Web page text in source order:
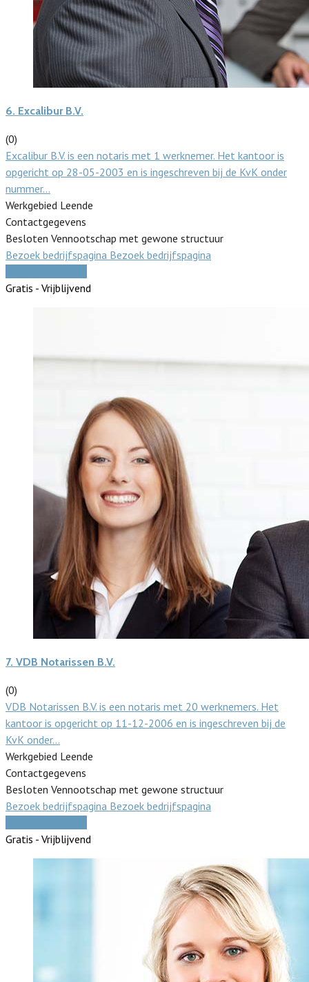
6. Excalibur B.V.
(0)
Excalibur B.V. is een notaris met 1 werknemer. Het kantoor is
opgericht op 28-05-2003 en is ingeschreven bij de KvK onder
nummer…
Werkgebied Leende
Contactgegevens
Besloten Vennootschap met gewone structuur
Bezoek bedrijfspagina Bezoek bedrijfspagina
Gratis - Vrijblijvend
7. VDB Notarissen B.V.
(0)
VDB Notarissen B.V. is een notaris met 20 werknemers. Het
kantoor is opgericht op 11-12-2006 en is ingeschreven bij de
KvK onder…
Werkgebied Leende
Contactgegevens
Besloten Vennootschap met gewone structuur
Bezoek bedrijfspagina Bezoek bedrijfspagina
Gratis - Vrijblijvend